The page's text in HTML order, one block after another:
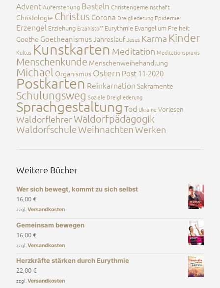
AdventAuferstehung Basteln Christengemeinschaft
Christologie Christus Corona Dreigliederung Epidemie
Erzengel Erziehung Erzählstoff Eurythmie Evangelium Freiheit
Goethe GoetheanismusJahreslaufJesus Karma Kinder
Kultus Kunstkarten Meditation Meditationspraxis
Menschenkunde Menschenweihehandlung
Michael Organismus Ostern Post 11-2020
Postkarten Reinkarnation Sakramente
Schulungsweg Soziale Dreigliederung
Sprachgestaltung Tod UkraineVorlesen
WaldorflehrerWaldorfpädagogik
WaldorfschuleWeihnachtenWerken
Weitere Bücher
Wer sich bewegt, kommt zu sich selbst
16,00€
zzgl.Versandkosten
Gemeinsam bewegen
16,00€
zzgl. Versandkosten
Herzkräfte stärken durch Eurythmie
22,00€
zzgl.Versandkosten